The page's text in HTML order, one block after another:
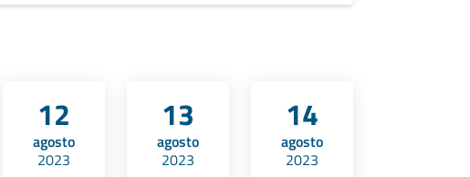
12
agosto
2023
13
agosto
2023
14
agosto
2023